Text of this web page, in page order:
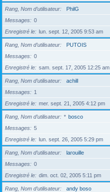
Rang, Nom d’utilisateur
PhilG
Messages
0
Enregistré le
lun. sept. 12, 2005 9:53 am
Rang, Nom d’utilisateur
PUTOIS
Messages
0
Enregistré le
sam. sept. 17, 2005 12:25 am
Rang, Nom d’utilisateur
achill
Messages
1
Enregistré le
mer. sept. 21, 2005 4:12 pm
Rang, Nom d’utilisateur * bosco
Messages
5
Enregistré le
lun. sept. 26, 2005 5:29 pm
Rang, Nom d’utilisateur
larouille
Messages
0
Enregistré le
dim. oct. 02, 2005 5:11 pm
Rang, Nom d’utilisateur
andy boso